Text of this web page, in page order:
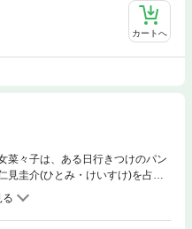
カートへ
菜々子は、ある日行きつけのパン
見圭介(ひとみ・けいすけ)を占い
メルベイユ」でバイトすること
に、同い年の隣のケーキ屋「ア
ながわ・ありす)や和菓子屋チェ